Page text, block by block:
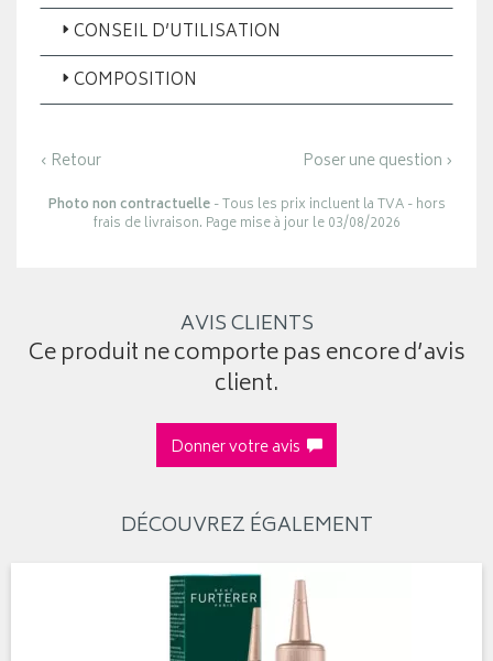
CONSEIL D’UTILISATION
COMPOSITION
‹ Retour Poser une question ›
Photo non contractuelle- Tous les prix incluent la TVA - hors
frais de livraison. Page mise à jour le 03/08/2026
AVIS CLIENTS
Ce produit ne comporte pas encore d’avis
client.
Donner votre avis
DÉCOUVREZ ÉGALEMENT